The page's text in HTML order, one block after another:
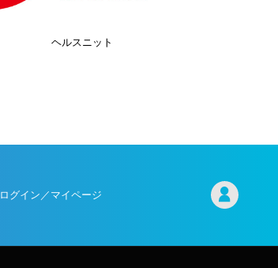
ヘルスニット
ログイン／マイページ